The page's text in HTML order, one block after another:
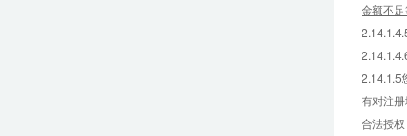
金额不
2.14.1.5
有对注
合法授